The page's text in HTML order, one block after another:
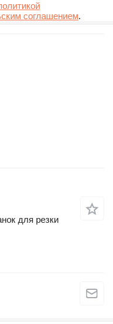
соглашением.
для резки